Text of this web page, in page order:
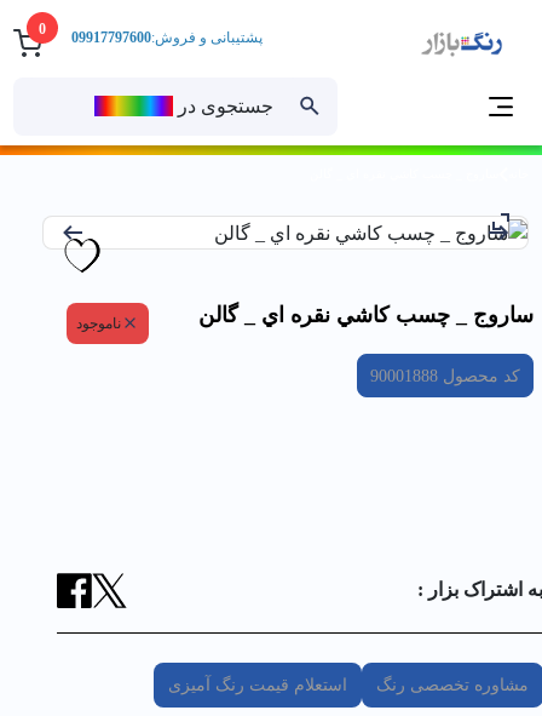
0
جستجوی در
پشتیبانی و فروش:09917797600
ساروج _ چسب كاشي نقره اي _ گالن ناموجود
کد محصول90001888
به اشتراک بزار :
مشاوره تخصصی رنگ استعلام قیمت رنگ آمیزی